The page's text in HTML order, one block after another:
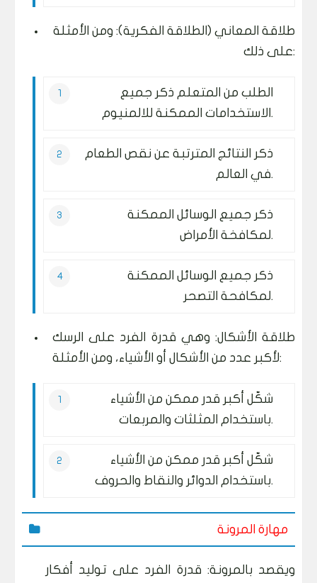
طلاقة المعاني (الطلاقة الفكرية): ومن الأمثلة
على ذلك:
الطلب من المتعلم ذكر جميع
الاستخدامات الممكنة للالمنيوم.
ذكر النتائج المترتبة عن نقص الطعام
في العالم.
ذكر جميع الوسائل الممكنة
لمكافخة الأمراض.
ذكر جميع الوسائل الممكنة
لمكافحة التصحر.
طلاقة الأشكال: وهي قدرة الفرد على الرسك
لأكبر عدد من الأشكال أو الأشياء، ومن الأمثلة:
شكّل أكبر قدر ممكن من الأشياء
باستخدام المثلثات والمربعات.
شكّل أكبر قدر ممكن من الأشياء
باستخدام الدوائر والنقاط والحروف.
مهارة المرونة
ويقصد بالمرونة: قدرة الفرد على توليد أفكار